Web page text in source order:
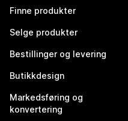
Finne produkter
Selge produkter
Bestillinger og levering
Butikkdesign
Markedsføring og
konvertering